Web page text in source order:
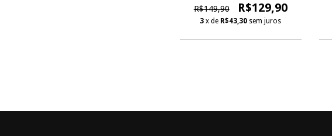
R$149,90 R$129,90
3 x de R$43,30 sem juros